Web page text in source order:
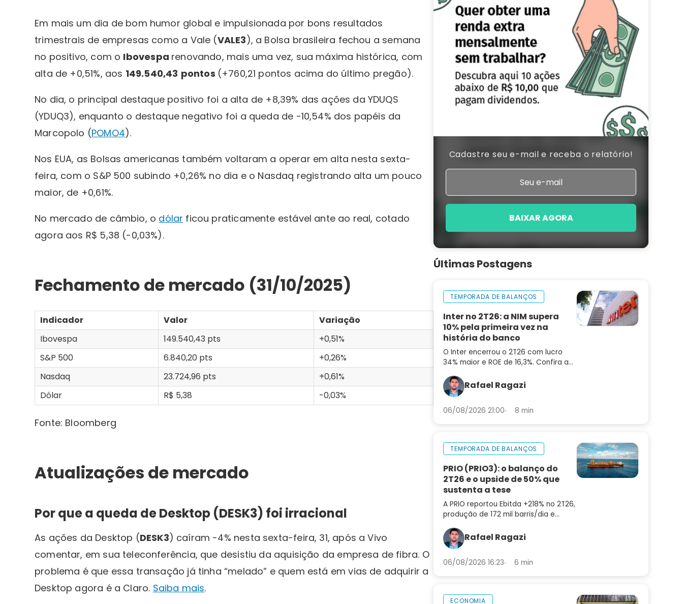
Em mais um dia de bom humor global e impulsionada por bons resultados
trimestrais de empresas como a Vale (VALE3), a Bolsa brasileira fechou a semana
no positivo, com o Ibovespa renovando, mais uma vez, sua máxima histórica, com
alta de +0,51%, aos 149.540,43 pontos (+760,21 pontos acima do último pregão).
No dia, o principal destaque positivo foi a alta de +8,39% das ações da YDUQS
(YDUQ3), enquanto o destaque negativo foi a queda de -10,54% dos papéis da
Marcopolo (POMO4).
Nos EUA, as Bolsas americanas também voltaram a operar em alta nesta sexta-
feira, com o S&P 500 subindo +0,26% no dia e o Nasdaq registrando alta um pouco
maior, de +0,61%.
No mercado de câmbio, o dólar ficou praticamente estável ante ao real, cotado
agora aos R$ 5,38 (-0,03%).
Fechamento de mercado (31/10/2025)
Indicador Valor
Variação
Ibovespa
149.540,43 pts
+0,51%
S&P 500
6.840,20 pts
+0,26%
Nasdaq
23.724,96 pts
+0,61%
Dólar
R$ 5,38 -0,03%
Fonte: Bloomberg
Atualizações de mercado
Por que a queda de Desktop (DESK3) foi irracional
As ações da Desktop (DESK3) caíram -4% nesta sexta-feira, 31, após a Vivo
comentar, em sua teleconferência, que desistiu da aquisição da empresa de fibra. O
problema é que essa transação já tinha “melado” e quem está em vias de adquirir a
Desktop agora é a Claro. Saiba mais.
Cadastre seu e-mail e receba o relatório!
BAIXAR AGORA
Últimas Postagens
TEMPORADA DE BALANÇOS
Inter no 2T26: a NIM supera
10% pela primeira vez na
história do banco
O Inter encerrou o 2T26 com lucro
34% maior e ROE de 16,3%. Confira a
para INBR32Rafael Ragazi
06/08/2026 21:00 8 min
TEMPORADA DE BALANÇOS
PRIO (PRIO3): o balanço do
2T26 e o upside de 50% que
sustenta a tese
A PRIO reportou Ebitda +218% no 2T26,
produção de 172 mil barris/dia e
análise do balanço e as perspectivas
para PRIO3
Rafael Ragazi
06/08/2026 16:23 6 min
ECONOMIA